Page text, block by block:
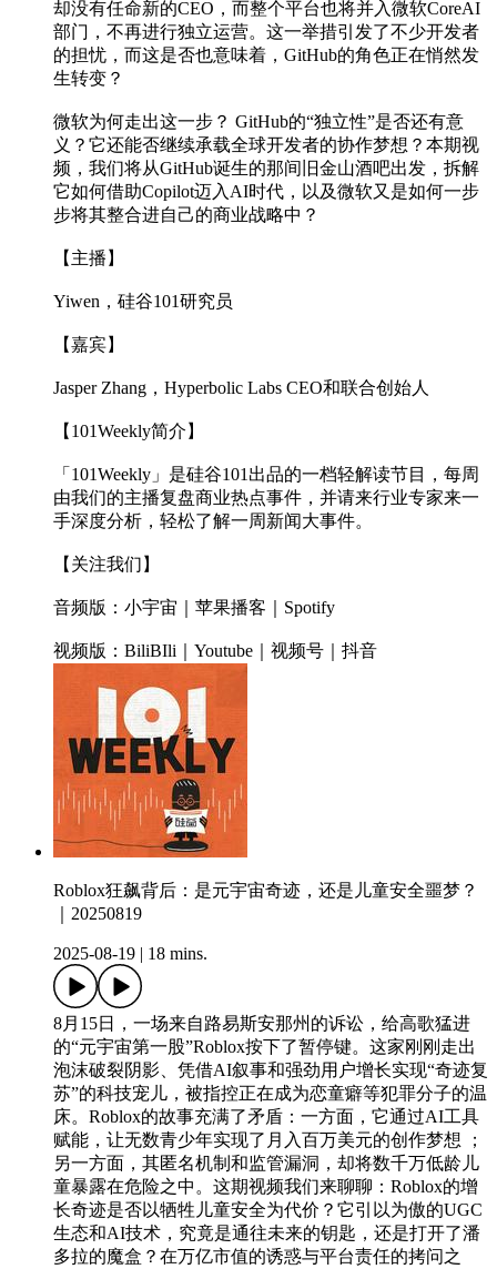
却没有任命新的CEO，而整个平台也将并入微软CoreAI
部门，不再进行独立运营。这一举措引发了不少开发者
的担忧，而这是否也意味着，GitHub的角色正在悄然发
生转变？
微软为何走出这一步？ GitHub的“独立性”是否还有意
义？它还能否继续承载全球开发者的协作梦想？本期视
频，我们将从GitHub诞生的那间旧金山酒吧出发，拆解
它如何借助Copilot迈入AI时代，以及微软又是如何一步
步将其整合进自己的商业战略中？
【主播】
Yiwen，硅谷101研究员
【嘉宾】
Jasper Zhang，Hyperbolic Labs CEO和联合创始人
【101Weekly简介】
「101Weekly」是硅谷101出品的一档轻解读节目，每周
由我们的主播复盘商业热点事件，并请来行业专家来一
手深度分析，轻松了解一周新闻大事件。
【关注我们】
音频版：小宇宙｜苹果播客｜Spotify
视频版：BiliBIli｜Youtube｜视频号｜抖音
Roblox狂飙背后：是元宇宙奇迹，还是儿童安全噩梦？
｜20250819
2025-08-19 18 mins.
8月15日，一场来自路易斯安那州的诉讼，给高歌猛进
的“元宇宙第一股”Roblox按下了暂停键。这家刚刚走出
泡沫破裂阴影、凭借AI叙事和强劲用户增长实现“奇迹复
苏”的科技宠儿，被指控正在成为恋童癖等犯罪分子的温
床。Roblox的故事充满了矛盾：一方面，它通过AI工具
赋能，让无数青少年实现了月入百万美元的创作梦想 ；
另一方面，其匿名机制和监管漏洞，却将数千万低龄儿
童暴露在危险之中。这期视频我们来聊聊：Roblox的增
长奇迹是否以牺牲儿童安全为代价？它引以为傲的UGC
生态和AI技术，究竟是通往未来的钥匙，还是打开了潘
多拉的魔盒？在万亿市值的诱惑与平台责任的拷问之